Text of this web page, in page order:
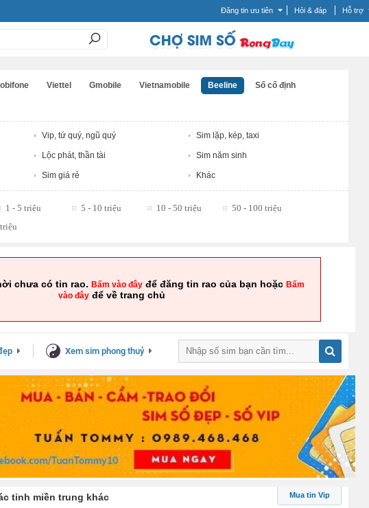
Đăng tin ưu tiên Hỏi & đáp Hỗ trợ
Viettel Gmobile Vietnamobile Beeline Số cố định
Vip, tứ quý, ngũ quý Sim lặp, kép, taxi
Lộc phát, thần tài Sim năm sinh
Sim giá rẻ Khác
1 - 5 triệu 5 - 10 triệu 10 - 50 triệu
50 - 100 triệu
chưa có tin rao. Bấm vào đâyđể đăng tin rao của bạn hoặc Bấm
vào đây để về trang chủ
Xem sim phong thuỷ
tỉnh miền trung khác Mua tin Vip